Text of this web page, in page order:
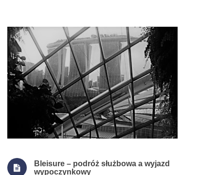
Bleisure – podróż służbowa a wyjazd
wypoczynkowy